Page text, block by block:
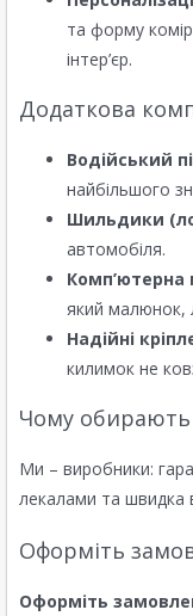
та форму
інтер’єр.
Додаткова
Водійський
найбільшого
Шильдики
автомобіля.
який малюнок,
Надійні
килимок не
Чому обирають
Ми – виробники:
лекалами та швидка
Оформіть
Оформіть